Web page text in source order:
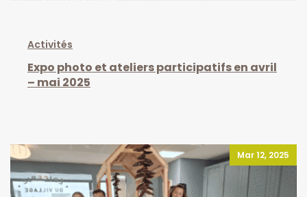
Activités
Expo photo et ateliers participatifs en avril
– mai 2025
Mar 12, 2025